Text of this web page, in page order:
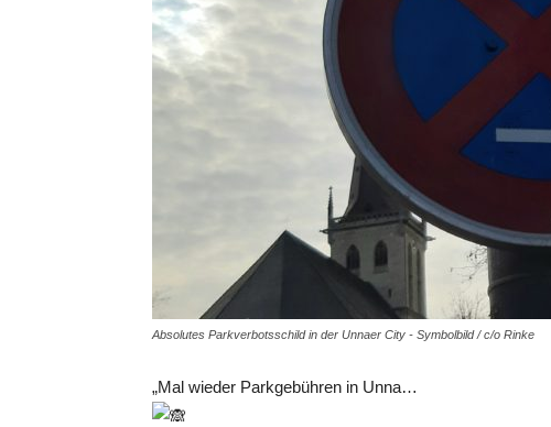
Absolutes Parkverbotsschild in der Unnaer City - Symbolbild / c/o Rinke
„Mal wieder Parkgebühren in Unna…